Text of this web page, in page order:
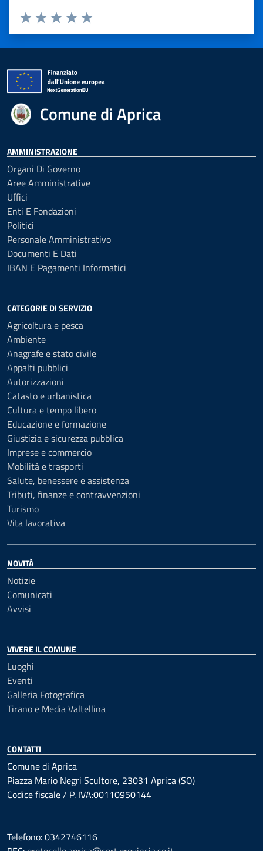
Valuta 5 stelle su 5
Valuta 4 stelle su 5
Valuta 3 stelle su 5
Valuta 2 stelle su 5
Valuta 1 stelle su 5
Comune di Aprica
AMMINISTRAZIONE
Organi Di Governo
Aree Amministrative
Uffici
Enti E Fondazioni
Politici
Personale Amministrativo
Documenti E Dati
IBAN E Pagamenti Informatici
CATEGORIE DI SERVIZIO
Agricoltura e pesca
Ambiente
Anagrafe e stato civile
Appalti pubblici
Autorizzazioni
Catasto e urbanistica
Cultura e tempo libero
Educazione e formazione
Giustizia e sicurezza pubblica
Imprese e commercio
Mobilità e trasporti
Salute, benessere e assistenza
Tributi, finanze e contravvenzioni
Turismo
Vita lavorativa
NOVITÀ
Notizie
Comunicati
Avvisi
VIVERE IL COMUNE
Luoghi
Eventi
Galleria Fotografica
Tirano e Media Valtellina
CONTATTI
Comune di Aprica
Piazza Mario Negri Scultore, 23031 Aprica (SO)
Codice fiscale / P. IVA:00110950144
Telefono: 0342746116